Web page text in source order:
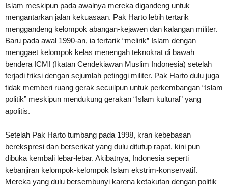
Islam meskipun pada awalnya mereka digandeng untuk
mengantarkan jalan kekuasaan. Pak Harto lebih tertarik
menggandeng kelompok abangan-kejawen dan kalangan militer.
Baru pada awal 1990-an, ia tertarik “melirik” Islam dengan
menggaet kelompok kelas menengah teknokrat di bawah
bendera ICMI (Ikatan Cendekiawan Muslim Indonesia) setelah
terjadi friksi dengan sejumlah petinggi militer. Pak Harto dulu juga
tidak memberi ruang gerak secuilpun untuk perkembangan “Islam
politik” meskipun mendukung gerakan “Islam kultural” yang
apolitis.
Setelah Pak Harto tumbang pada 1998, kran kebebasan
berekspresi dan berserikat yang dulu ditutup rapat, kini pun
dibuka kembali lebar-lebar. Akibatnya, Indonesia seperti
kebanjiran kelompok-kelompok Islam ekstrim-konservatif.
Mereka yang dulu bersembunyi karena ketakutan dengan politik